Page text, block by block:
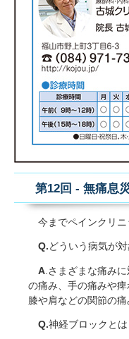
第12回 - 無痛息災
今までペインクリ
Q. どういう病気が
A.さまざまな痛み
の痛み、手の痛みや
膝や肩などの関節の
Q.神経ブロックとは